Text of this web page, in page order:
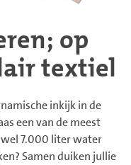
op
textiel
inkijk in de
een van de meest
7.000 liter water
Samen duiken jullie